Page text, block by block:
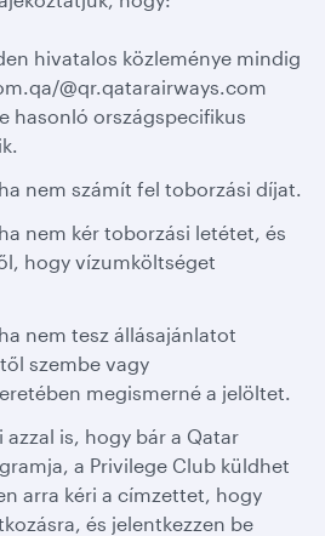
hivatalos közleménye mindig
@qr.qatarairways.com
hasonló országspecifikus
nem számít fel toborzási díjat.
nem kér toborzási letétet, és
hogy vízumköltséget
nem tesz állásajánlatot
szembe vagy
megismerné a jelöltet.
is, hogy bár a Qatar
a Privilege Club küldhet
arra kéri a címzettet, hogy
és jelentkezzen be